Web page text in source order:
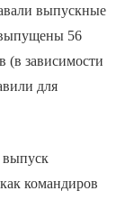
выпускные
56
(в зависимости
для
выпуск
командиров